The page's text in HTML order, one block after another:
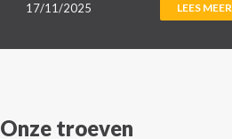
17/11/2025 LEES MEER
Onze troeven